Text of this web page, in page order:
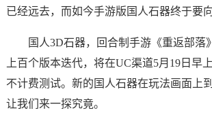
已经远去，而如今手游版国人石器终于要
国人3D石器，回合制手游《重返部落》
上百个版本迭代，将在UC渠道5月19日早
不计费测试。新的国人石器在玩法画面上
让我们来一探究竟。